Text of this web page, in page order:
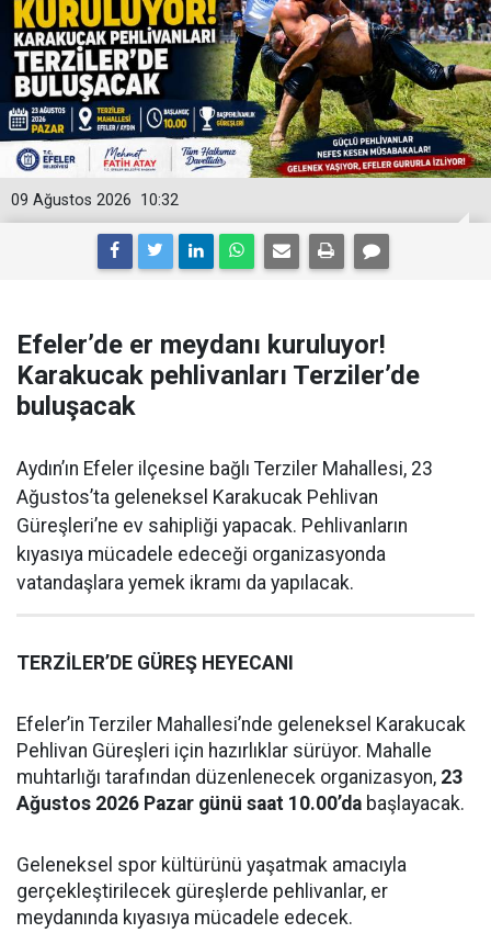
10:32
09 Ağustos 2026
Efeler’de er meydanı kuruluyor!
Karakucak pehlivanları Terziler’de
buluşacak
Aydın’ın Efeler ilçesine bağlı Terziler Mahallesi, 23
Ağustos’ta geleneksel Karakucak Pehlivan
Güreşleri’ne ev sahipliği yapacak. Pehlivanların
kıyasıya mücadele edeceği organizasyonda
vatandaşlara yemek ikramı da yapılacak.
TERZİLER’DE GÜREŞ HEYECANI
Efeler’in Terziler Mahallesi’nde geleneksel Karakucak
Pehlivan Güreşleri için hazırlıklar sürüyor. Mahalle
muhtarlığı tarafından düzenlenecek organizasyon, 23
Ağustos 2026 Pazar günü saat 10.00’da başlayacak.
Geleneksel spor kültürünü yaşatmak amacıyla
gerçekleştirilecek güreşlerde pehlivanlar, er
meydanında kıyasıya mücadele edecek.